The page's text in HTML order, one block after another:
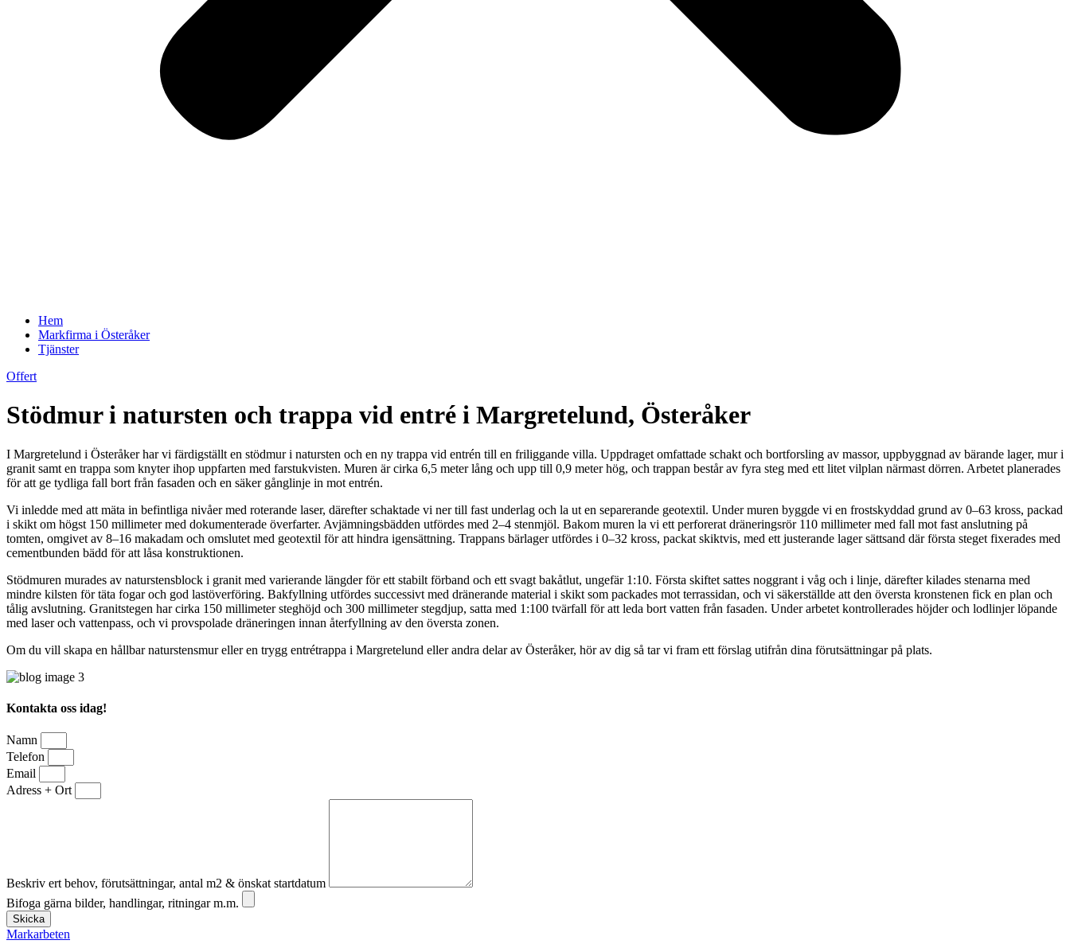
Hem
Markfirma i Österåker
Tjänster
Offert
Stödmur i natursten och trappa vid entré i Margretelund, Österåker
I Margretelund i Österåker har vi färdigställt en stödmur i natursten och en ny trappa vid entrén till en friliggande villa. Uppdraget omfattade schakt och bortforsling av massor, uppbyggnad av bärande lager, mur i
granit samt en trappa som knyter ihop uppfarten med farstukvisten. Muren är cirka 6,5 meter lång och upp till 0,9 meter hög, och trappan består av fyra steg med ett litet vilplan närmast dörren. Arbetet planerades
för att ge tydliga fall bort från fasaden och en säker gånglinje in mot entrén.
Vi inledde med att mäta in befintliga nivåer med roterande laser, därefter schaktade vi ner till fast underlag och la ut en separerande geotextil. Under muren byggde vi en frostskyddad grund av 0–63 kross, packad
i skikt om högst 150 millimeter med dokumenterade överfarter. Avjämningsbädden utfördes med 2–4 stenmjöl. Bakom muren la vi ett perforerat dräneringsrör 110 millimeter med fall mot fast anslutning på
tomten, omgivet av 8–16 makadam och omslutet med geotextil för att hindra igensättning. Trappans bärlager utfördes i 0–32 kross, packat skiktvis, med ett justerande lager sättsand där första steget fixerades med
cementbunden bädd för att låsa konstruktionen.
Stödmuren murades av naturstensblock i granit med varierande längder för ett stabilt förband och ett svagt bakåtlut, ungefär 1:10. Första skiftet sattes noggrant i våg och i linje, därefter kilades stenarna med
mindre kilsten för täta fogar och god lastöverföring. Bakfyllning utfördes successivt med dränerande material i skikt som packades mot terrassidan, och vi säkerställde att den översta kronstenen fick en plan och
tålig avslutning. Granitstegen har cirka 150 millimeter steghöjd och 300 millimeter stegdjup, satta med 1:100 tvärfall för att leda bort vatten från fasaden. Under arbetet kontrollerades höjder och lodlinjer löpande
med laser och vattenpass, och vi provspolade dräneringen innan återfyllning av den översta zonen.
Om du vill skapa en hållbar naturstensmur eller en trygg entrétrappa i Margretelund eller andra delar av Österåker, hör av dig så tar vi fram ett förslag utifrån dina förutsättningar på plats.
Kontakta oss idag!
Namn
Telefon
Email
Adress + Ort
Beskriv ert behov, förutsättningar, antal m2 & önskat startdatum
Bifoga gärna bilder, handlingar, ritningar m.m.
Skicka
Markarbeten